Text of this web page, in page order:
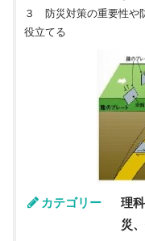
３ 防災対策の重要性や
役立てる
カテゴリー
理
災